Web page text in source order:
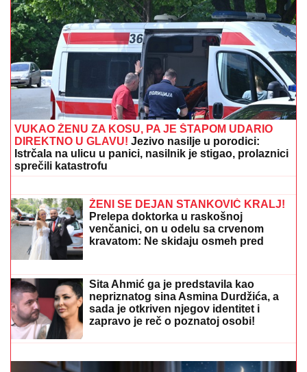
FILMSKA POTERA U NOVOM SADU!"Pali" pljačkaši
iz "audija": Ojadili poznatu brzu hranu, a onda je
usledila munjevita akcija policije (FOTO)
(VIDEO) PRAVILA HAOS U ELITI 9,
SAD POSTAJE PEVAČICASnimak
uzburkao mreže, silikoni u prvom
planu: O njenom skandalu sa 20
godina starijim brujao Balkan
CECA STIGLA U CRNU GORU! Ušik
izdanju došla na aerodrom, sačekao je
crni kombi: "U papučama sam, skršiću
se" (VIDEO)